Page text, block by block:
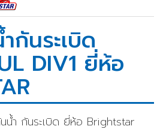
กันระเบิด
DIV1 ยี่ห้อ
ำ กันระเบิด ยี่ห้อ Brightstar